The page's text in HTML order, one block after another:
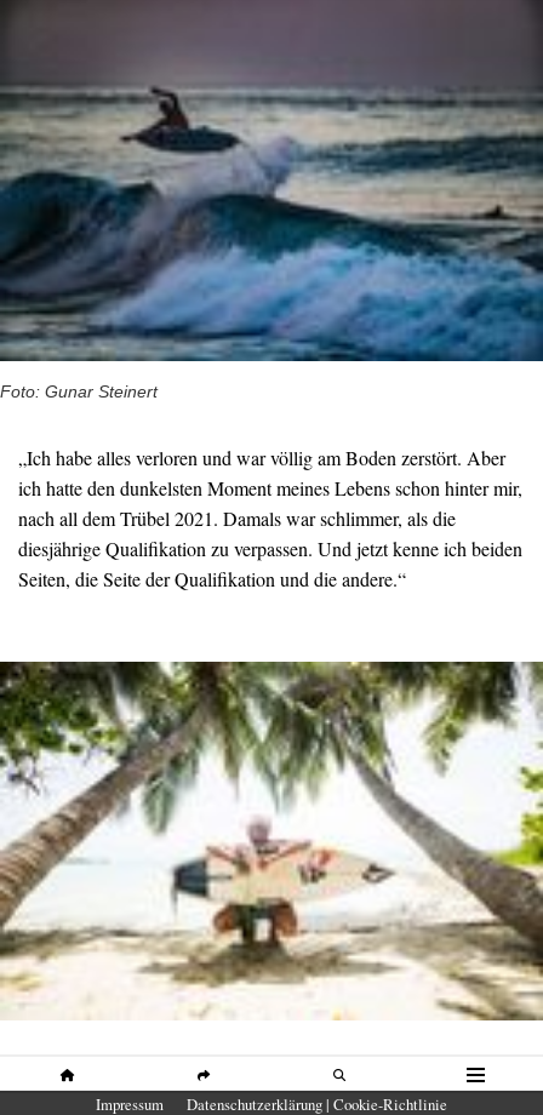
SHARE SUCHE
Foto: Gunar Steinert
„Ich habe alles verloren und war völlig am Boden zerstört. Aber
ich hatte den dunkelsten Moment meines Lebens schon hinter mir,
nach all dem Trübel 2021. Damals war schlimmer, als die
diesjährige Qualifikation zu verpassen. Und jetzt kenne ich beiden
Seiten, die Seite der Qualifikation und die andere.“
Foto: Alexander Papis / Red Bull Content Pool
Impressum Datenschutzerklärung | Cookie-Richtlinie